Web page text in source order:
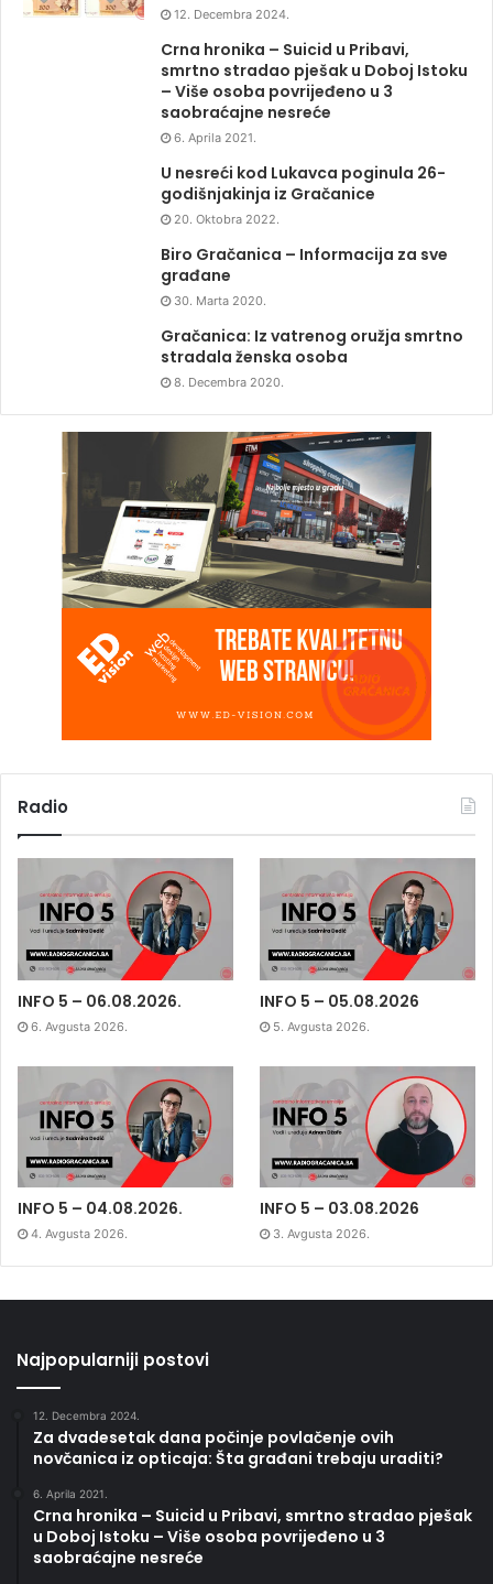
12. Decembra 2024.
Crna hronika – Suicid u Pribavi,
smrtno stradao pješak u Doboj Istoku
– Više osoba povrijeđeno u 3
saobraćajne nesreće
6. Aprila 2021.
U nesreći kod Lukavca poginula 26-
godišnjakinja iz Gračanice
20. Oktobra 2022.
Biro Gračanica – Informacija za sve
građane
30. Marta 2020.
Gračanica: Iz vatrenog oružja smrtno
stradala ženska osoba
8. Decembra 2020.
Radio
INFO 5 – 06.08.2026.
6. Avgusta 2026.
INFO 5 – 05.08.2026
5. Avgusta 2026.
INFO 5 – 04.08.2026.
4. Avgusta 2026.
INFO 5 – 03.08.2026
3. Avgusta 2026.
Najpopularniji postovi
12. Decembra 2024.
Za dvadesetak dana počinje povlačenje ovih
novčanica iz opticaja: Šta građani trebaju uraditi?
6. Aprila 2021.
Crna hronika – Suicid u Pribavi, smrtno stradao pješak
u Doboj Istoku – Više osoba povrijeđeno u 3
saobraćajne nesreće